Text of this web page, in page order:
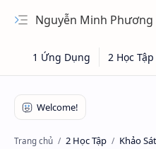
Nguyễn Minh Phương - Blog Chia sẻ Kiến thức Chứng
Trang chủ 2 Học Tập Khảo